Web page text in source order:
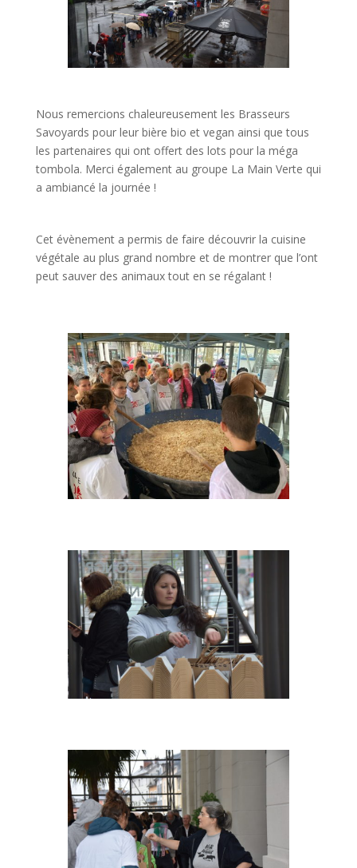
Nous remercions chaleureusement les Brasseurs
Savoyards pour leur bière bio et vegan ainsi que tous
les partenaires qui ont offert des lots pour la méga
tombola. Merci également au groupe La Main Verte qui
a ambiancé la journée !
Cet évènement a permis de faire découvrir la cuisine
végétale au plus grand nombre et de montrer que l’ont
peut sauver des animaux tout en se régalant !